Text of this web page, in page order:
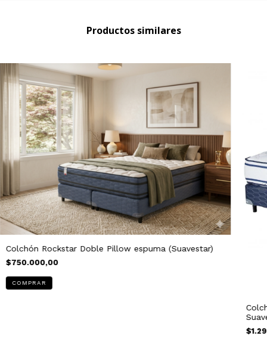
Productos similares
Colchón Rockstar Doble Pillow espuma (Suavestar)
$750.000,00
COMPRAR